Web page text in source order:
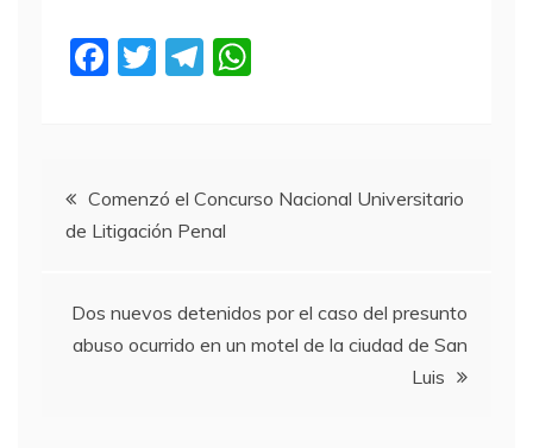
F
b
o
k
T
T
a
m
A
Navegación
de
entradas
Comenzó el Concurso Nacional Universitario
de Litigación Penal
Dos nuevos detenidos por el caso del presunto
abuso ocurrido en un motel de la ciudad de San
Luis